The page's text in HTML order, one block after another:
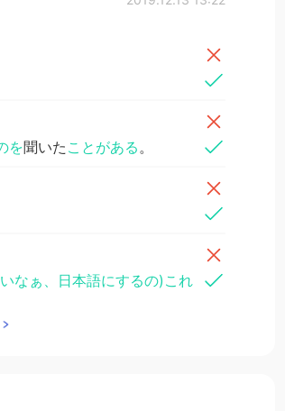
を聞いた ことがある。
なぁ、日本語にするの)これ